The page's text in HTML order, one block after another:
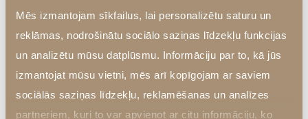
Mēs izmantojam sīkfailus, lai personalizētu saturu un
reklāmas, nodrošinātu sociālo saziņas līdzekļu funkcijas
un analizētu mūsu datplūsmu. Informāciju par to, kā jūs
izmantojat mūsu vietni, mēs arī kopīgojam ar saviem
sociālās saziņas līdzekļu, reklamēšanas un analīzes
partneriem, kuri to var apvienot ar citu informāciju, ko
Šie ir gadījumi, kad pacienti ir pārsteigti,
ka ar injekciju palīdzību, bez ķirurģiskas
operācijas var šo defektu novērst un
deguns izskatīsies krietni glītāks un
proporcionālāks, lai gan degunam nekas
nav darīts. Mēs esam tikai palielinājuši un